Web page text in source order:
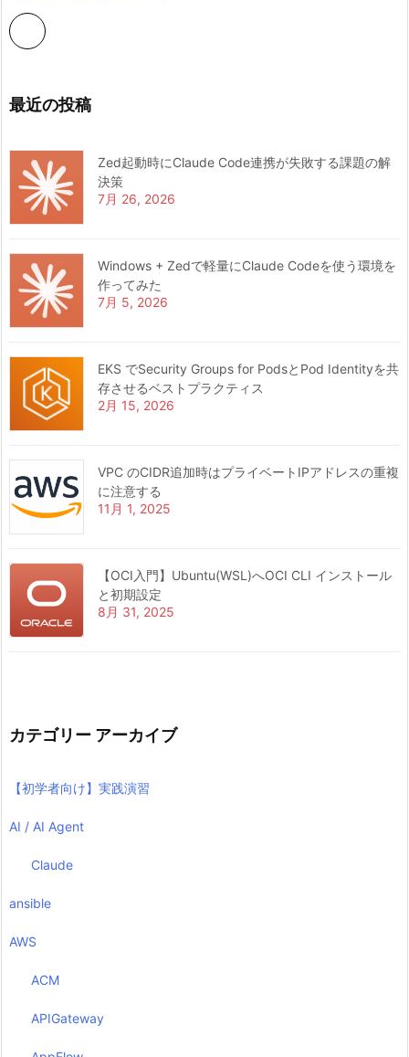
最近の投稿
Zed起動時にClaude Code連携が失敗する課題の解
決策
7月 26, 2026
Windows + Zedで軽量にClaude Codeを使う環境を
作ってみた
7月 5, 2026
EKS でSecurity Groups for PodsとPod Identityを共
存させるベストプラクティス
2月 15, 2026
VPC のCIDR追加時はプライベートIPアドレスの重複
に注意する
11月 1, 2025
【OCI入門】Ubuntu(WSL)へOCI CLI インストール
と初期設定
8月 31, 2025
カテゴリー アーカイブ
【初学者向け】実践演習
AI / AI Agent
Claude
ansible
AWS
ACM
APIGateway